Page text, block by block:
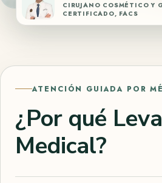
CIRUJANO COSMÉTICO Y
CERTIFICADO, FACS
ATENCIÓN GUIADA POR
¿Por qué Leva
Medical?